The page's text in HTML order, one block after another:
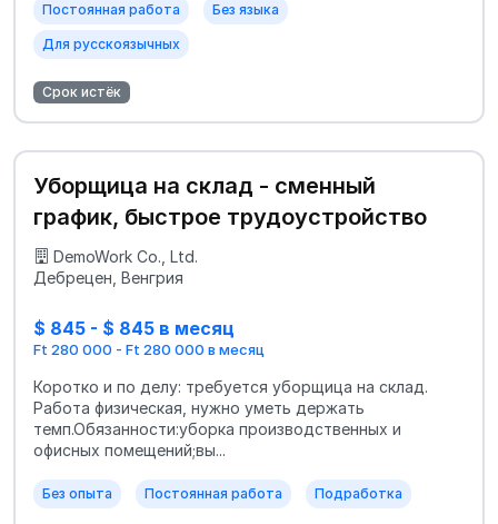
Постоянная работа Без языка
Для русскоязычных
Срок истёк
Уборщица на склад - сменный
график, быстрое трудоустройство
DemoWork Co., Ltd.
Дебрецен, Венгрия
$ 845 - $ 845 в месяц
Ft 280 000 - Ft 280 000 в месяц
Коротко и по делу: требуется уборщица на склад.
Работа физическая, нужно уметь держать
темп.Обязанности:уборка производственных и
офисных помещений;вы...
Без опыта Постоянная работа Подработка